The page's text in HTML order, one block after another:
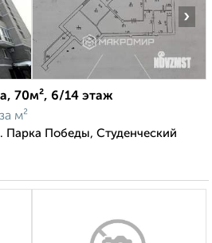
›
70м², 6/14 этаж
за м²
Парка Победы, Студенческий